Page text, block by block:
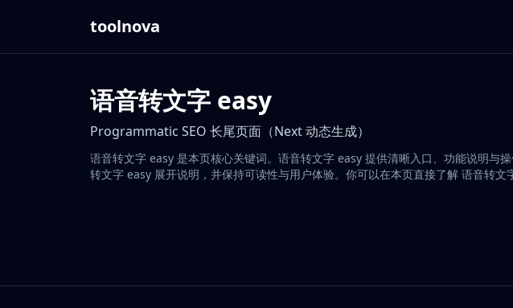
toolnova
语音转文字 easy
Programmatic SEO 长尾页面（Next 动态生成）
语音转文字 easy 是本页核心关键词。语音转文字 easy 提供清晰入口、功能说明与
转文字 easy 展开说明，并保持可读性与用户体验。你可以在本页直接了解 语音转文